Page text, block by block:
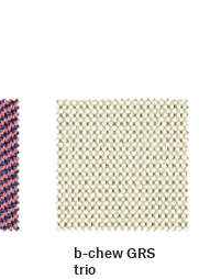
b-chew GRS
trio